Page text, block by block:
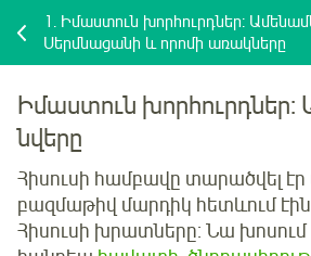
1. Իմաստուն խորհուրդներ:
Սերմնացանի և որոմի առակները
Իմաստուն խորհուրդներ:
նվերը
Հիսուսի համբավը տարածվել
բազմաթիվ մարդիկ հետևում էին
Հիսուսի խրատները: Նա խոսում